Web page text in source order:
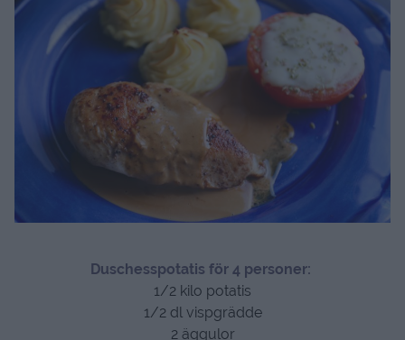
Duschesspotatis för 4 personer:
1/2 kilo potatis
1/2 dl vispgrädde
2 äggulor